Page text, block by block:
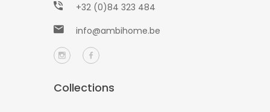
+32 (0)84 323 484
info@ambihome.be
Collections